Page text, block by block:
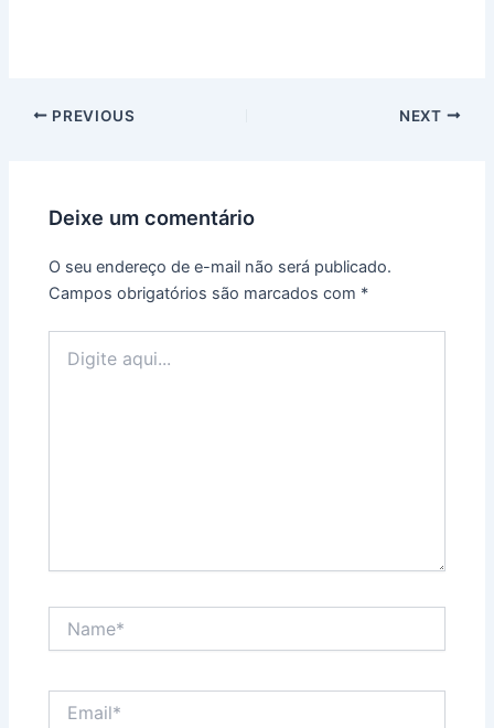
PREVIOUS NEXT
Deixe um comentário
O seu endereço de e-mail não será publicado.
Campos obrigatórios são marcados com *
aqui...